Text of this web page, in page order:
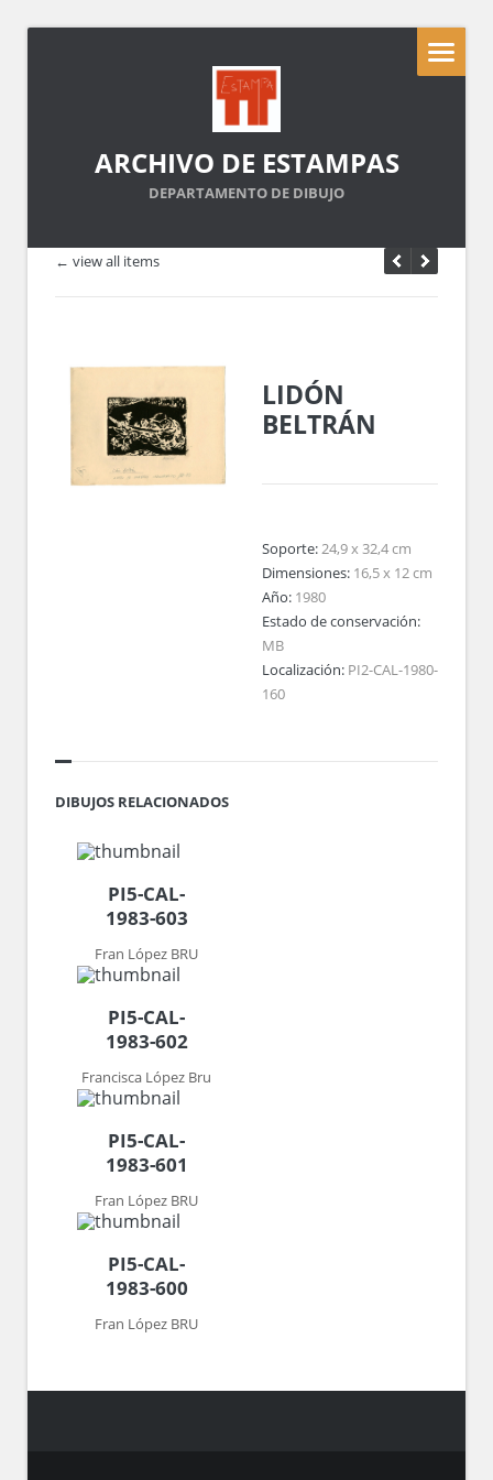
ARCHIVO DE ESTAMPAS
DEPARTAMENTO DE DIBUJO
← view all items
LIDÓN
BELTRÁN
Soporte:24,9 x 32,4 cm
Dimensiones: 16,5 x 12 cm
Año: 1980
Estado de conservación:
MB
Localización: PI2-CAL-1980-
160
DIBUJOS RELACIONADOS
PI5-CAL-
1983-603
Fran López BRU
PI5-CAL-
1983-602
Francisca López Bru
PI5-CAL-
1983-601
Fran López BRU
PI5-CAL-
1983-600
Fran López BRU